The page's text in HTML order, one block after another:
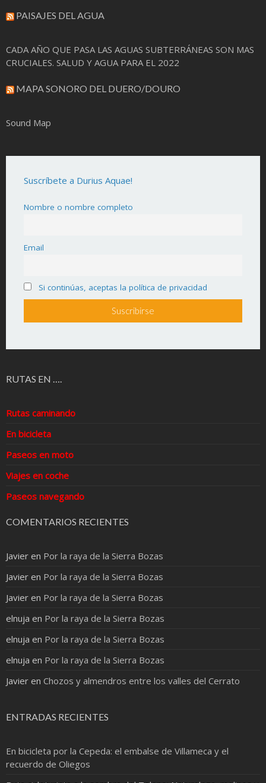
PAISAJES DEL AGUA
CADA AÑO QUE PASA LAS AGUAS SUBTERRÁNEAS SON MAS
CRUCIALES. SALUD Y AGUA PARA EL 2022
MAPA SONORO DEL DUERO/DOURO
Sound Map
Suscríbete a Durius Aquae!
Nombre o nombre completo
Email
Si continúas, aceptas la política de privacidad
RUTAS EN ….
Rutas caminando
En bicicleta
Paseos en moto
Viajes en coche
Paseos navegando
COMENTARIOS RECIENTES
Javier en Por la raya de la Sierra Bozas
Javier en Por la raya de la Sierra Bozas
Javier en Por la raya de la Sierra Bozas
elnuja en Por la raya de la Sierra Bozas
elnuja en Por la raya de la Sierra Bozas
elnuja en Por la raya de la Sierra Bozas
Javier en Chozos y almendros entre los valles del Cerrato
ENTRADAS RECIENTES
En bicicleta por la Cepeda: el embalse de Villameca y el
recuerdo de Oliegos